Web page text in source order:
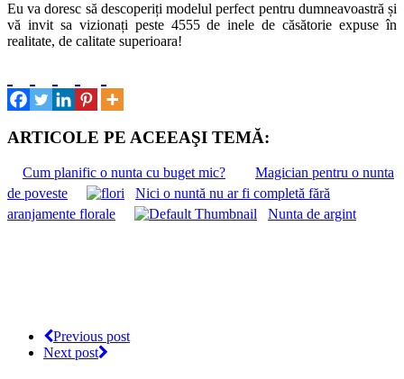
Eu va doresc să descoperiți modelul perfect pentru dumneavoastră și
vă invit sa vizionați peste 4555 de inele de căsătorie expuse în
realitate, de calitate superioara!
ARTICOLE PE ACEEAŞI TEMĂ:
Cum planific o nunta cu buget mic?
Magician pentru o nunta
de poveste
Nici o nuntă nu ar fi completă fără
aranjamente florale
Nunta de argint
Previous post
Next post